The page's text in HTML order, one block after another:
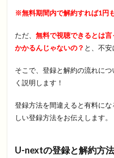
※無料期間内で解約すれば1円
ただ、 無料で視聴できるとは
かかるんじゃないの？ と、不安
そこで、登録と解約の流れに
く説明します！
登録方法を間違えると有料に
しい登録方法をお伝えします。
U-nextの登録と解約方法